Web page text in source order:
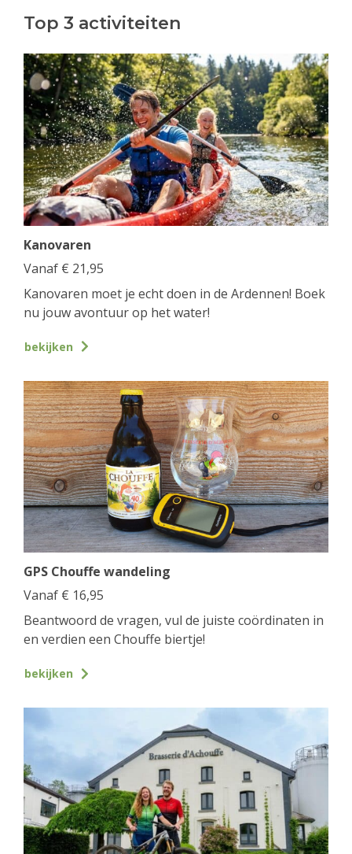
Top 3 activiteiten
Kanovaren
Vanaf € 21,95
Kanovaren moet je echt doen in de Ardennen! Boek
nu jouw avontuur op het water!
bekijken
GPS Chouffe wandeling
Vanaf € 16,95
Beantwoord de vragen, vul de juiste coördinaten in
en verdien een Chouffe biertje!
bekijken